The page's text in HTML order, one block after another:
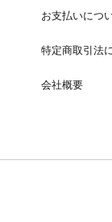
お支払いにつ
特定商取引法
会社概要